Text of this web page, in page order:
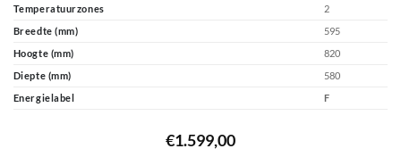
Temperatuurzones
2
Breedte (mm)
595
Hoogte (mm)
820
Diepte (mm)
580
Energielabel
F
€1.599,00